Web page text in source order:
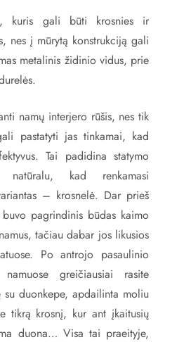
kuris gali būti krosnies ir
nes į mūrytą konstrukciją gali
metalinis židinio vidus, prie
namų interjero rūšis, nes tik
pastatyti jas tinkamai, kad
Tai padidina statymo
kad renkamasi
– krosnelė. Dar prieš
pagrindinis būdas kaimo
tačiau dabar jos likusios
Po antrojo pasaulinio
greičiausiai rasite
su duonkepe, apdailinta moliu
tikrą krosnį, kur ant įkaitusių
duona… Visa tai praeityje,